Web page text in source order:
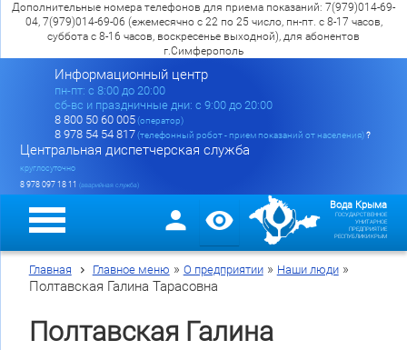
Дополнительные номера телефонов для приема показаний: 7(979)014-69-
04, 7(979)014-69-06 (ежемесячно с 22 по 25 число, пн-пт. с 8-17 часов,
суббота с 8-16 часов, воскресенье выходной), для абонентов
г.Симферополь
Информационный центр
пн-пт: c 8:00 до 20:00
сб-вс и праздничные дни: с 9:00 до 20:00
8 800 50 60 005(оператор)
8 978 54 54 817(телефонный робот - прием показаний от населения)?
Центральная диспетчерская служба
круглосуточно
8 978 097 18 11 (аварийная служба)
Вода Крыма
ГОСУДАРСТВЕННОЕ
УНИТАРНОЕ
ПРЕДПРИЯТИЕ
РЕСПУБЛИКИ КРЫМ
Главная Главное меню » О предприятии» Наши люди»
Полтавская Галина Тарасовна
Полтавская Галина